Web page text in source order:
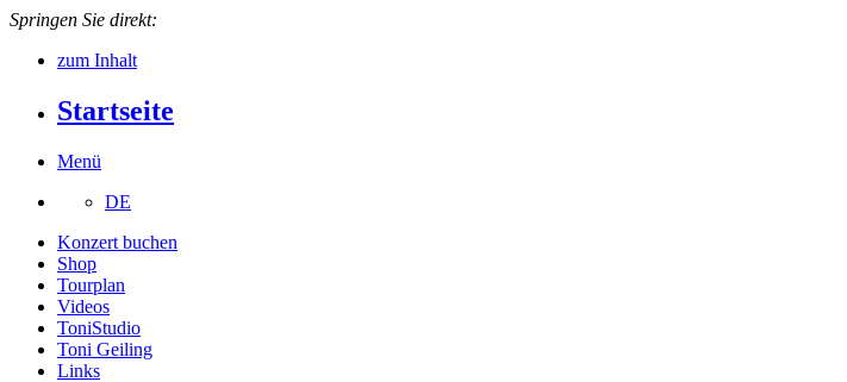
Springen Sie direkt:
zum Inhalt
Startseite
Menü
DE
Konzert buchen
Shop
Tourplan
Videos
ToniStudio
Toni Geiling
Links